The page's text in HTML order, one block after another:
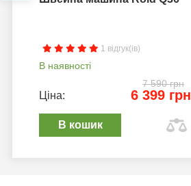
1 відгук(ів)
В наявності
7 590 грн
Ціна: 6 399 грн
В кошик